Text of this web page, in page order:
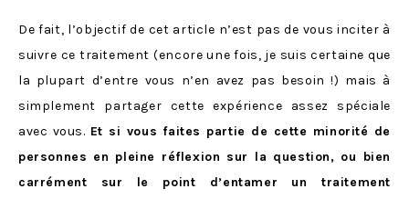
De fait, l’objectif de cet article n’est pas de vous inciter à
suivre ce traitement (encore une fois, je suis certaine que
la plupart d’entre vous n’en avez pas besoin !) mais à
simplement partager cette expérience assez spéciale
avec vous. Et si vous faites partie de cette minorité de
personnes en pleine réflexion sur la question, ou bien
carrément sur le point d’entamer un traitement